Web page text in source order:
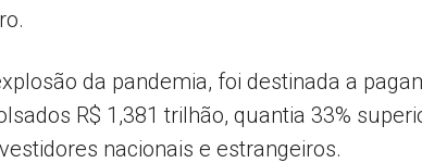
da pandemia, foi destinada a
R$ 1,381 trilhão, quantia 33%
nacionais e estrangeiros.